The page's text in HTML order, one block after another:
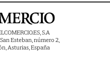
S.A
Esteban, número 2,
Asturias, España